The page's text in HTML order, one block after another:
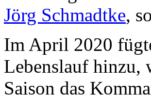
Jörg Schmadtke,
Im April 2020
Lebenslauf hinzu,
Saison das